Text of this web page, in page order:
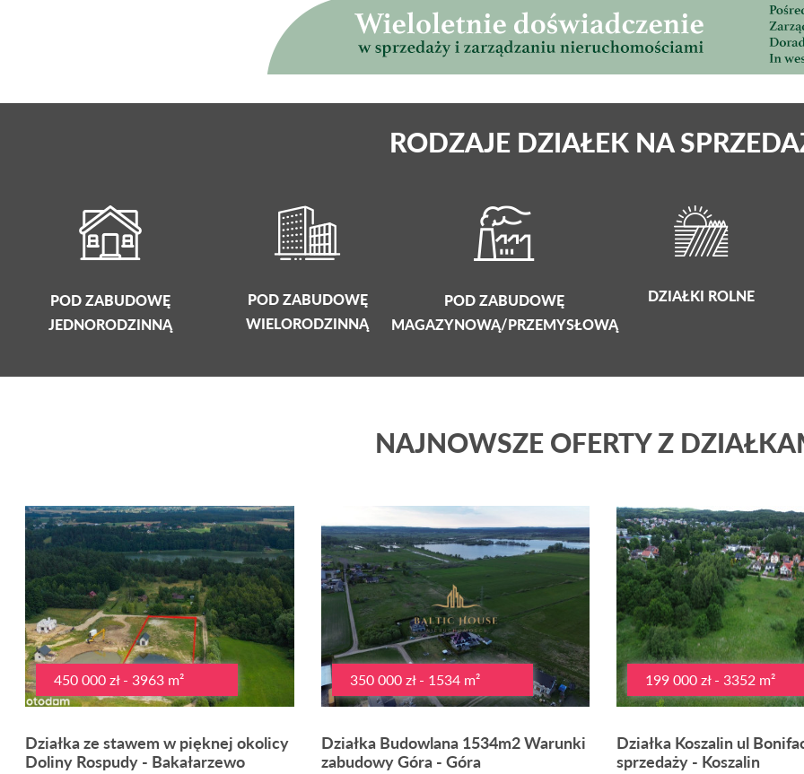
RODZAJE DZIAŁEK NA
POD ZABUDOWĘ
JEDNORODZINNĄ
POD ZABUDOWĘ
WIELORODZINNĄ
POD ZABUDOWĘ
MAGAZYNOWĄ/PRZEMYSŁOWĄ
DZIAŁKI ROLNE
NAJNOWSZE OFERTY Z
450 000 zł - 3963 m²
Działka ze stawem w pięknej okolicy
Doliny Rospudy - Bakałarzewo
350 000 zł - 1534 m²
Działka Budowlana 1534m2 Warunki
zabudowy Góra - Góra
199 000 zł - 3352 m²
Działka Koszalin ul
sprzedaży - Koszalin